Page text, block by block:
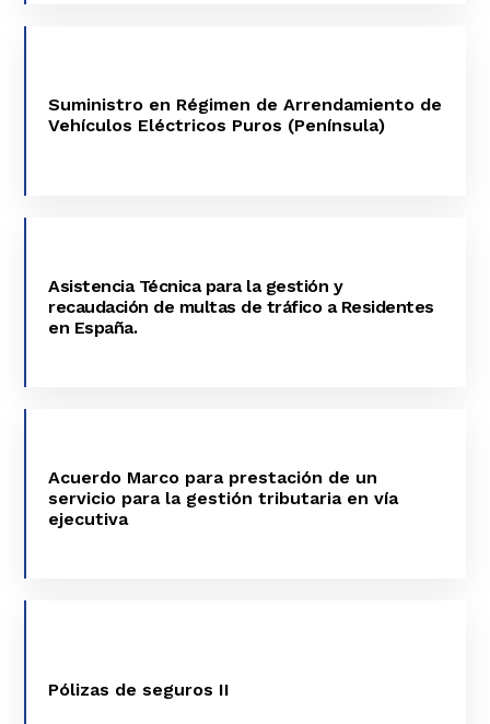
Suministro en Régimen de Arrendamiento de
Vehículos Eléctricos Puros (Península)
ELÉCTRICOS PUROS (PENÍNSULA)
Asistencia Técnica para la gestión y
recaudación de multas de tráfico a Residentes
en España.
RECAUDACIÓN DE MULTAS DE TRÁFICO A
RESIDENTES EN ESPAÑA.
Acuerdo Marco para prestación de un
servicio para la gestión tributaria en vía
ejecutiva
UN SERVICIO PARA LA GESTIÓN
TRIBUTARIA EN VÍA EJECUTIVA
Pólizas de seguros II